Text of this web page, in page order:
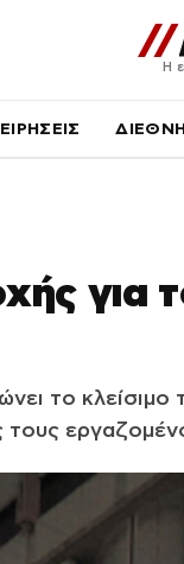
Η
για
το
τους